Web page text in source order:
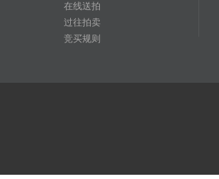
在线送拍
过往拍卖
竞买规则